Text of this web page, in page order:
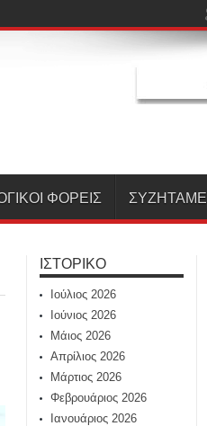
ΦΟΡΕΙΣ ΣΥΖΗΤΑΜΕ
ΙΣΤΟΡΙΚΌ
Ιούλιος 2026
Ιούνιος 2026
Μάιος 2026
Απρίλιος 2026
Μάρτιος 2026
Φεβρουάριος 2026
Ιανουάριος 2026